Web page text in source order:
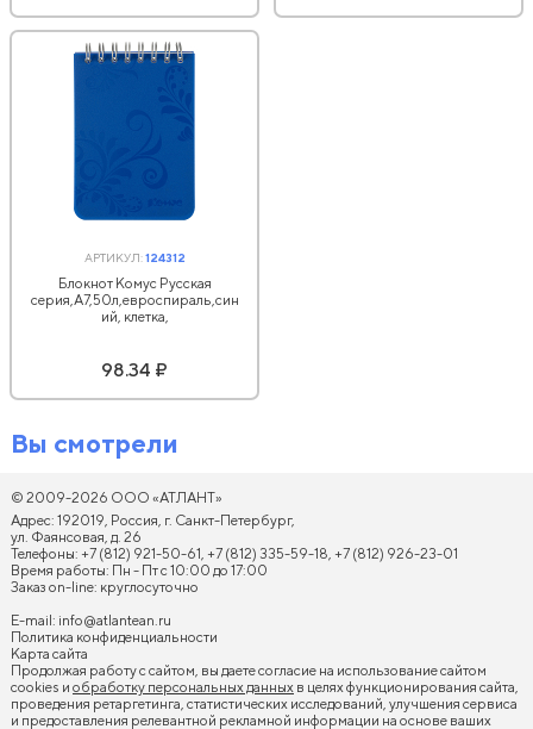
АРТИКУЛ:124312
Блокнот Комус Русская
серия,А7,50л,евроспираль,син
ий, клетка,
98.34 ₽
Вы смотрели
© 2009-2026 ООО «АТЛАНТ»
Адрес: 192019, Россия, г. Санкт-Петербург,
ул. Фаянсовая, д. 26
Телефоны: +7 (812) 921-50-61, +7 (812) 335-59-18, +7 (812) 926-23-01
Время работы: Пн - Пт с 10:00 до 17:00
Заказ on-line: круглосуточно
E-mail: info@atlantean.ru
Политика конфиденциальности
Карта сайта
Продолжая работу с сайтом, вы даете согласие на использование сайтом
cookies и обработку персональных данных в целях функционирования сайта,
проведения ретаргетинга, статистических исследований, улучшения сервиса
и предоставления релевантной рекламной информации на основе ваших